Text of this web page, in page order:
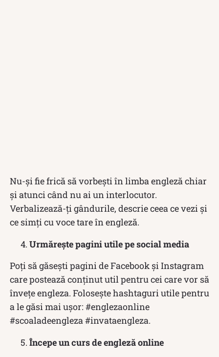
Nu-și fie frică să vorbești în limba engleză chiar
și atunci când nu ai un interlocutor.
Verbalizează-ți gândurile, descrie ceea ce vezi și
ce simți cu voce tare în engleză.
Urmărește pagini utile pe social media
Poți să găsești pagini de Facebook și Instagram
care postează conținut util pentru cei care vor să
învețe engleza. Folosește hashtaguri utile pentru
a le găsi mai ușor: #englezaonline
#scoaladeengleza #invataengleza.
Începe un curs de engleză online